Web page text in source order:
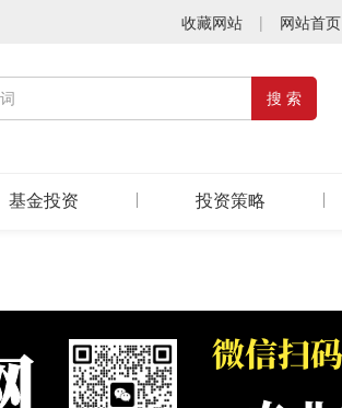
收藏网站 | 网站首页
基金投资 投资策略